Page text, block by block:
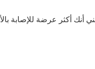
أنك أكثر عرضة للإصابة